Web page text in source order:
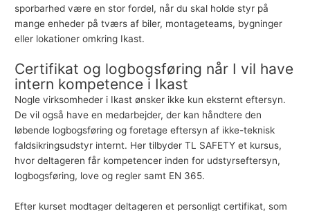
sporbarhed være en stor fordel, når du skal holde styr på
mange enheder på tværs af biler, montageteams, bygninger
eller lokationer omkring Ikast.
Certifikat og logbogsføring når I vil have
intern kompetence i Ikast
Nogle virksomheder i Ikast ønsker ikke kun eksternt eftersyn.
De vil også have en medarbejder, der kan håndtere den
løbende logbogsføring og foretage eftersyn af ikke-teknisk
faldsikringsudstyr internt. Her tilbyder TL SAFETY et kursus,
hvor deltageren får kompetencer inden for udstyrseftersyn,
logbogsføring, love og regler samt EN 365.
Efter kurset modtager deltageren et personligt certifikat, som